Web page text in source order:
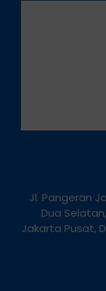
Jl. Pangeran
Dua
Jakarta Pusat,